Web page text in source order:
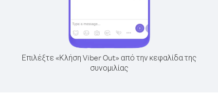
Επιλέξτε «Κλήση Viber Out» από την κεφαλίδα της
συνομιλίας